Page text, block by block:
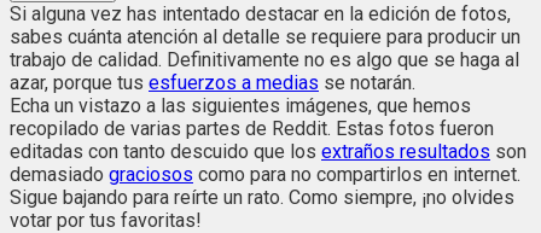
Si alguna vez has intentado destacar en la edición de fotos,
sabes cuánta atención al detalle se requiere para producir un
trabajo de calidad. Definitivamente no es algo que se haga al
azar, porque tus esfuerzos a medias se notarán.
Echa un vistazo a las siguientes imágenes, que hemos
recopilado de varias partes de Reddit. Estas fotos fueron
editadas con tanto descuido que los extraños resultados son
demasiado graciosos como para no compartirlos en internet.
Sigue bajando para reírte un rato. Como siempre, ¡no olvides
votar por tus favoritas!